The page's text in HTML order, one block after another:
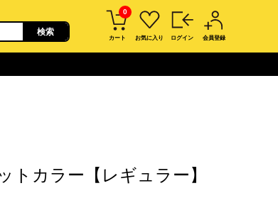
0
カート お気に入り ログイン 会員登録
トカラー【レギュラー】